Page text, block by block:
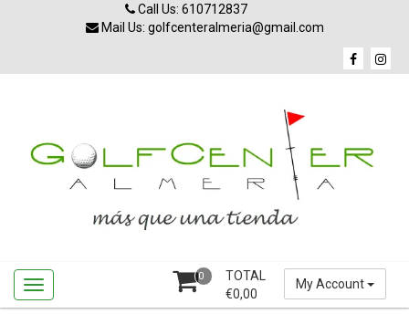
Call Us: 610712837
Mail Us: golfcenteralmeria@gmail.com
My Account
0
TOTAL
€0,00